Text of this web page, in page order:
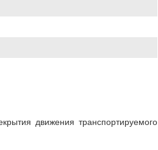
движения транспортируемого